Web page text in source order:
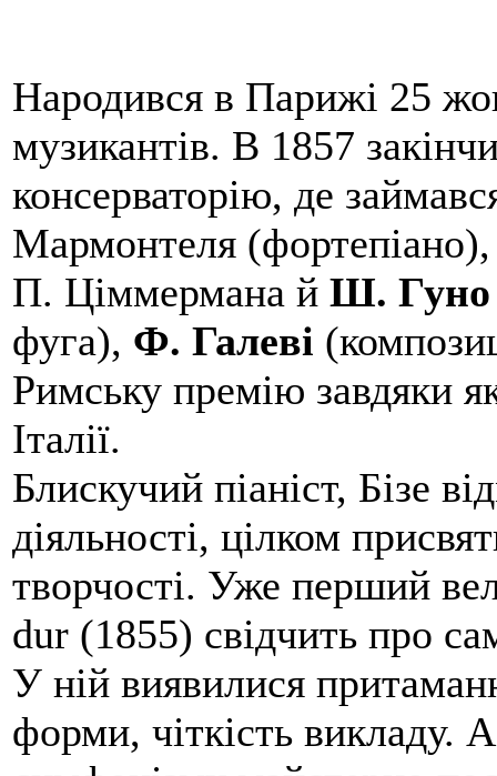
Народився в Парижі 25
музикантів. В 1857
консерваторію, де
Мармонтеля
П. Ціммермана й Ш. Гуно
фуга), Ф. Галеві
Римську премію завдяки
Італії.
Блискучий піаніст, Бізе
діяльності, цілком
творчості. Уже перший
dur (1855) свідчить про
У ній виявилися
форми, чіткість викладу.